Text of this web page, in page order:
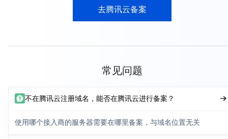
去腾讯云备案
常见问题
不在腾讯云注册域名，能否在腾讯云进行备案？
使用哪个接入商的服务器需要在哪里备案，与域名位置无关